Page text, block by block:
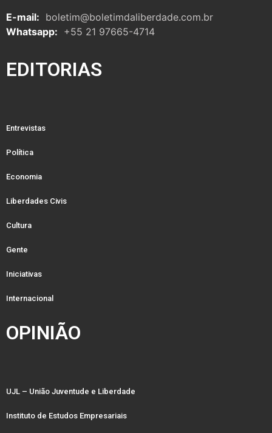
E-mail: boletim@boletimdaliberdade.com.br
Whatsapp: +55 21 97665-4714
EDITORIAS
Entrevistas
Política
Economia
Liberdades Civis
Cultura
Gente
Iniciativas
Internacional
OPINIÃO
UJL – União Juventude e Liberdade
Instituto de Estudos Empresariais